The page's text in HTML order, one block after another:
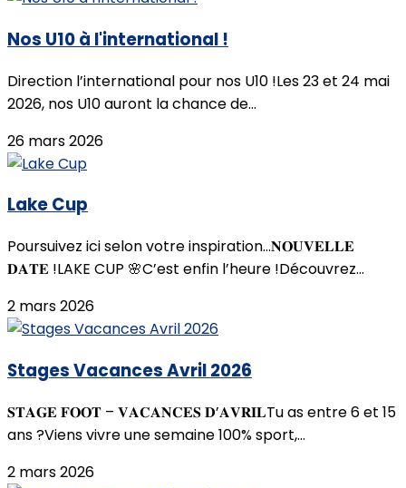
Nos U10 à l'international !
Direction l’international pour nos U10 !Les 23 et 24 mai
2026, nos U10 auront la chance de...
26 mars 2026
Lake Cup
Poursuivez ici selon votre inspiration...𝐍𝐎𝐔𝐕𝐄𝐋𝐋𝐄
𝐃𝐀𝐓𝐄 !LAKE CUP 🌸C’est enfin l’heure !Découvrez...
2 mars 2026
Stages Vacances Avril 2026
𝐒𝐓𝐀𝐆𝐄 𝐅𝐎𝐎𝐓 – 𝐕𝐀𝐂𝐀𝐍𝐂𝐄𝐒 𝐃’𝐀𝐕𝐑𝐈𝐋Tu as entre 6 et 15
ans ?Viens vivre une semaine 100% sport,...
2 mars 2026